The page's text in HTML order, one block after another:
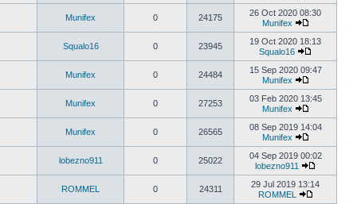
Munifex 0 24175
26 Oct 2020 08:30
Munifex
Squalo16 0 23945
19 Oct 2020 18:13
Squalo16
Munifex 0 24484
15 Sep 2020 09:47
Munifex
Munifex 0 27253
03 Feb 2020 13:45
Munifex
Munifex 0 26565
08 Sep 2019 14:04
Munifex
lobezno911 0 25022
04 Sep 2019 00:02
lobezno911
ROMMEL 0 24311
29 Jul 2019 13:14
ROMMEL